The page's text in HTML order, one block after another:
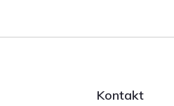
Kontakt